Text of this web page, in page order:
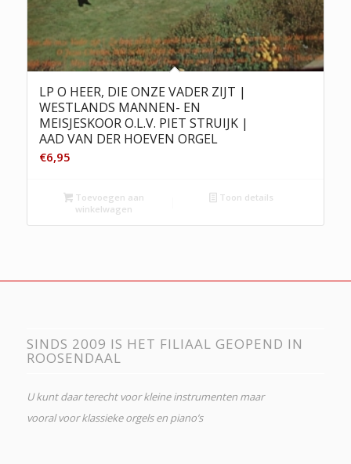
LP O HEER, DIE ONZE VADER ZIJT |
WESTLANDS MANNEN- EN
MEISJESKOOR O.L.V. PIET STRUIJK |
AAD VAN DER HOEVEN ORGEL
€6,95
Toevoegen aan
winkelwagen
Toon details
SINDS 2009 IS HET FILIAAL GEOPEND IN
ROOSENDAAL
U kunt daar terecht voor kleine instrumenten maar
vooral voor klassieke orgels en piano’s